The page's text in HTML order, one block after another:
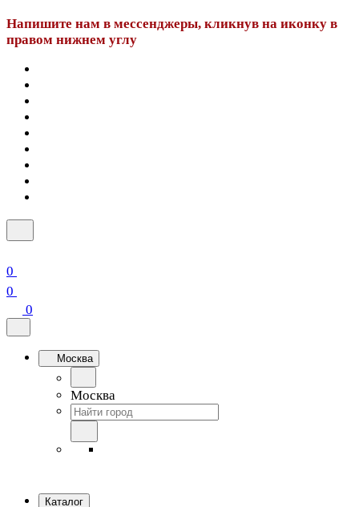
Напишите нам в мессенджеры, кликнув на иконку в
правом нижнем углу
0
0
0
Москва
Москва
Каталог